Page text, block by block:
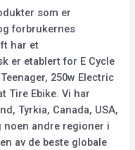
som er
forbrukernes
har et
er etablert for E Cycle
250w Electric
Tire Ebike. Vi har
Tyrkia, Canada, USA,
noen andre regioner i
av de beste globale